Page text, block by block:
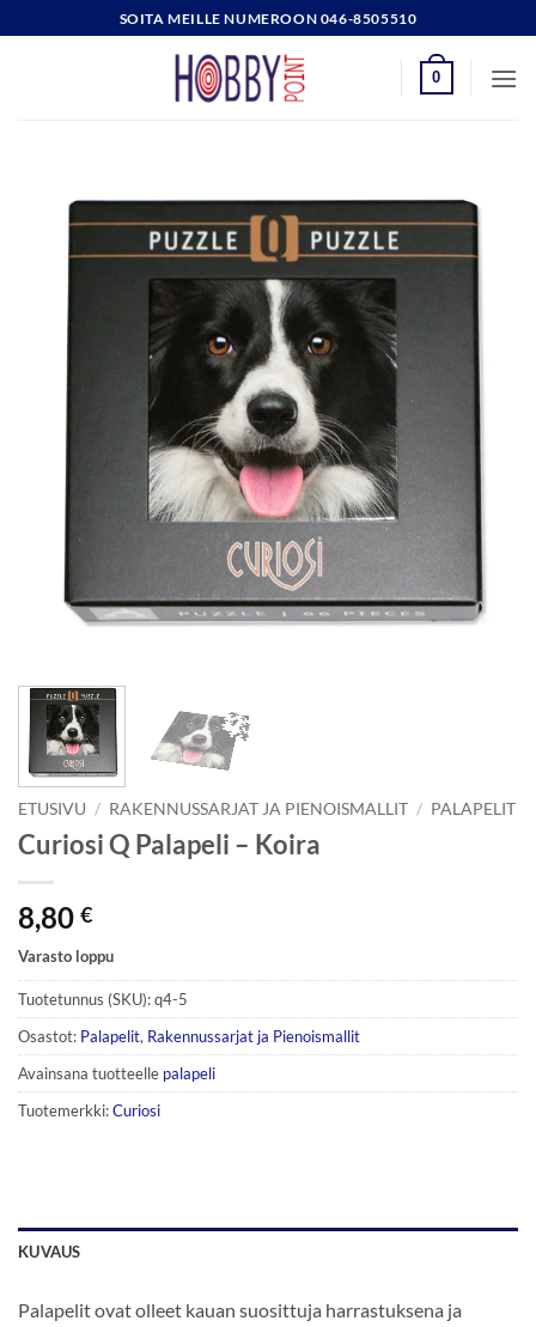
to
SOITA MEILLE NUMEROON 046-8505510
0
ETUSIVU / RAKENNUSSARJAT JA PIENOISMALLIT / PALAPELIT
Curiosi Q Palapeli – Koira
8,80 €
Varasto loppu
Tuotetunnus (SKU):q4-5
Osastot: Palapelit, Rakennussarjat ja Pienoismallit
Avainsana tuotteelle palapeli
Tuotemerkki:Curiosi
KUVAUS
Palapelit ovat olleet kauan suosittuja harrastuksena ja